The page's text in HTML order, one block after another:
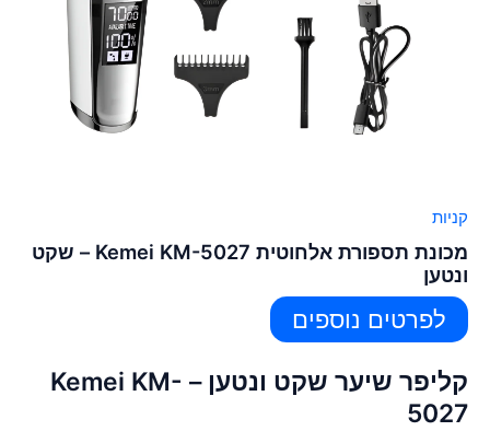
קניות
מכונת תספורת אלחוטית Kemei KM-5027 – שקט
ונטען
לפרטים נוספים
קליפר שיער שקט ונטען – Kemei KM-
5027